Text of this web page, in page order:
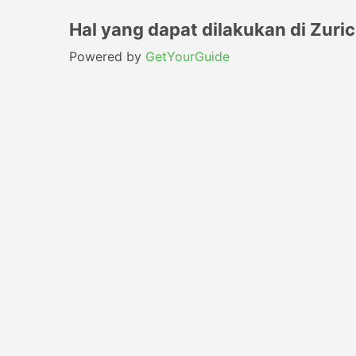
Hal yang dapat dilakukan di
Powered by GetYourGuide